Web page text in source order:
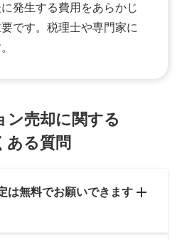
発生する費用をあらかじ
です。税理士や専門家に
ン売却に関する
ある質問
は無料でお願いできます